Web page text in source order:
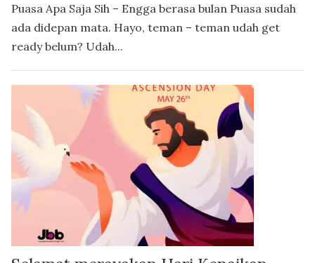
Puasa Apa Saja Sih – Engga berasa bulan Puasa sudah
ada didepan mata. Hayo, teman – teman udah get
ready belum? Udah...